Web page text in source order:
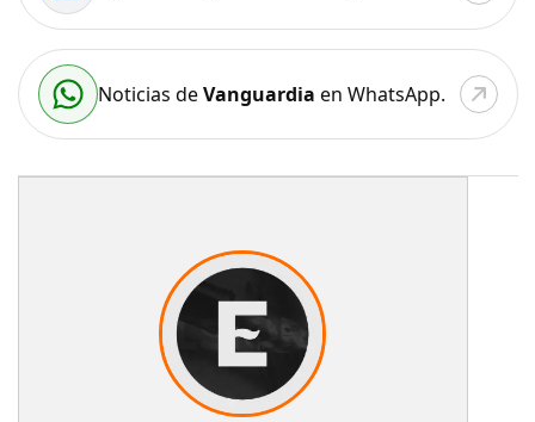
Noticias deVanguardia en WhatsApp.